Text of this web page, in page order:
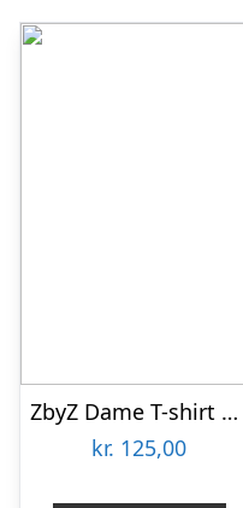
ZbyZ Dame T-shirt Plus Size – Print 2 – 42/44
kr. 125,00